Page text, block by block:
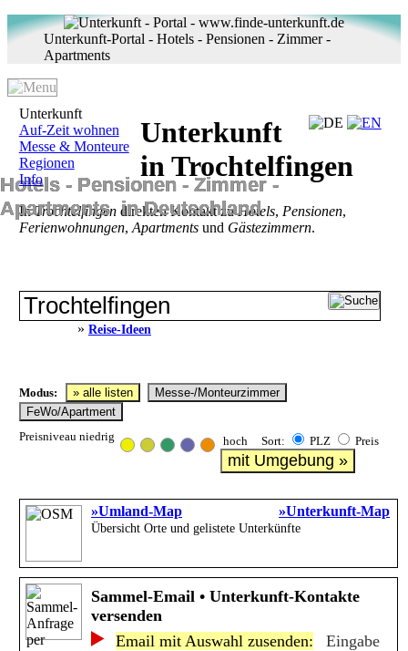
Hotels ‐ Pensionen ‐ Zimmer ‐
Apartments in Deutschland
Unterkunft-Portal - Hotels - Pensionen - Zimmer -
Apartments
Unterkunft
Auf-Zeit wohnen
Messe & Monteure
Regionen
Info
Unterkunft
in Trochtelfingen
InTrochtelfingendirekten Kontakt zuHotels, Pensionen,
Ferienwohnungen, Apartmentsund Gästezimmern.
» Reise-Ideen
Modus: » alle listen
Messe-/Monteurzimmer
FeWo/Apartment
Preisniveau niedrig
hoch Sort: PLZ Preis
mit Umgebung »
»Umland-Map »Unterkunft-Map
Übersicht Orte und gelistete Unterkünfte
Sammel-Email • Unterkunft-Kontakte
versenden
Email mit Auswahl zusenden:
Eingabe